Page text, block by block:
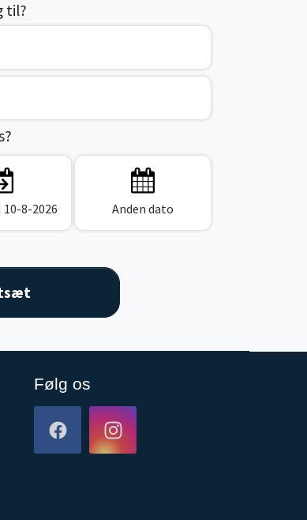
til?
10-8-2026 Anden dato
Følg os